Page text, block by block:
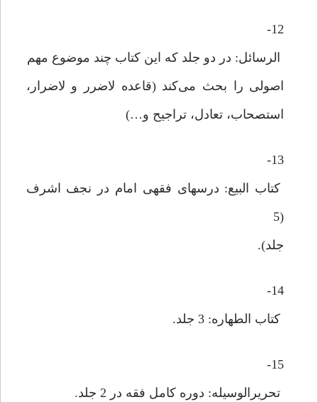
12-
الرسائل: در دو جلد که این کتاب چند موضوع مهم
اصولی را بحث می‌کند (قاعده لاضرر و لاضرار،
استصحاب، تعادل، تراجیح و…)
13-
کتاب البیع: درسهای فقهی امام در نجف اشرف
(5
جلد).
14-
کتاب الطهاره: 3 جلد.
15-
تحریرالوسیله: دوره کامل فقه در 2 جلد.